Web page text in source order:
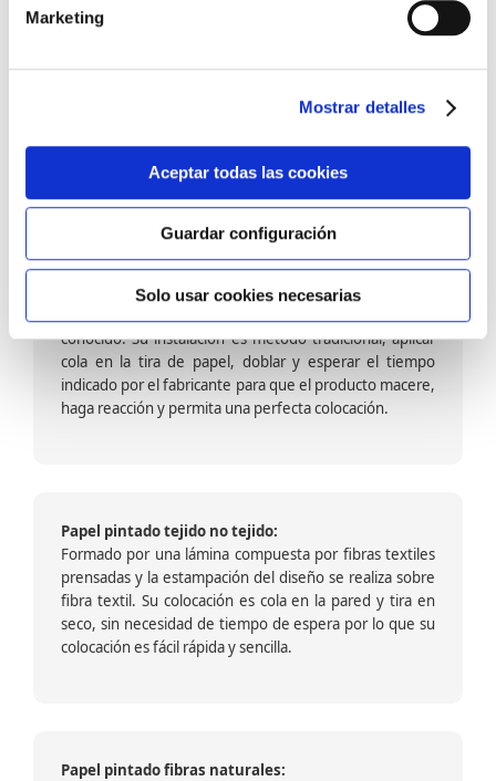
Marketing
Mostrar detalles
Aceptar todas las cookies
Guardar configuración
Solo usar cookies necesarias
barniz multiadherente en base agua. En zonas de
fuegos, se recomienda proteger con placas, silestone,
dado que el frotar en exceso dañaría el papel. Su
colocación es cola en la pared y tira en seco, sin
colocación es fácil rápida y sencilla.
Papel pintado calidad papel:
Formado por una capa de papel sobre un soporte de
conocido. Su instalación es método tradicional, aplicar
cola en la tira de papel, doblar y esperar el tiempo
indicado por el fabricante para que el producto macere,
haga reacción y permita una perfecta colocación.
Papel pintado tejido no tejido:
Formado por una lámina compuesta por fibras textiles
prensadas y la estampación del diseño se realiza sobre
fibra textil. Su colocación es cola en la pared y tira en
seco, sin necesidad de tiempo de espera por lo que su
colocación es fácil rápida y sencilla.
Papel pintado fibras naturales: